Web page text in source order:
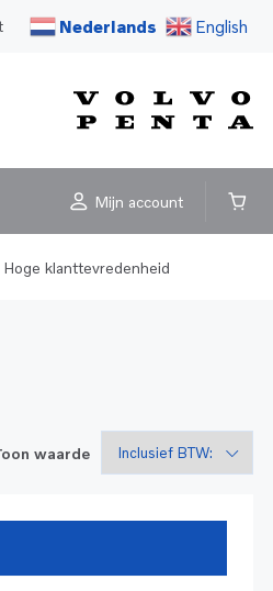
Nederlands English
Mijn account
Hoge klanttevredenheid
waarde